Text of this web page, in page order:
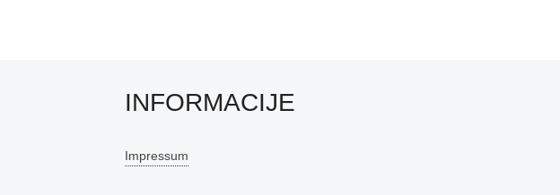
INFORMACIJE
Impressum